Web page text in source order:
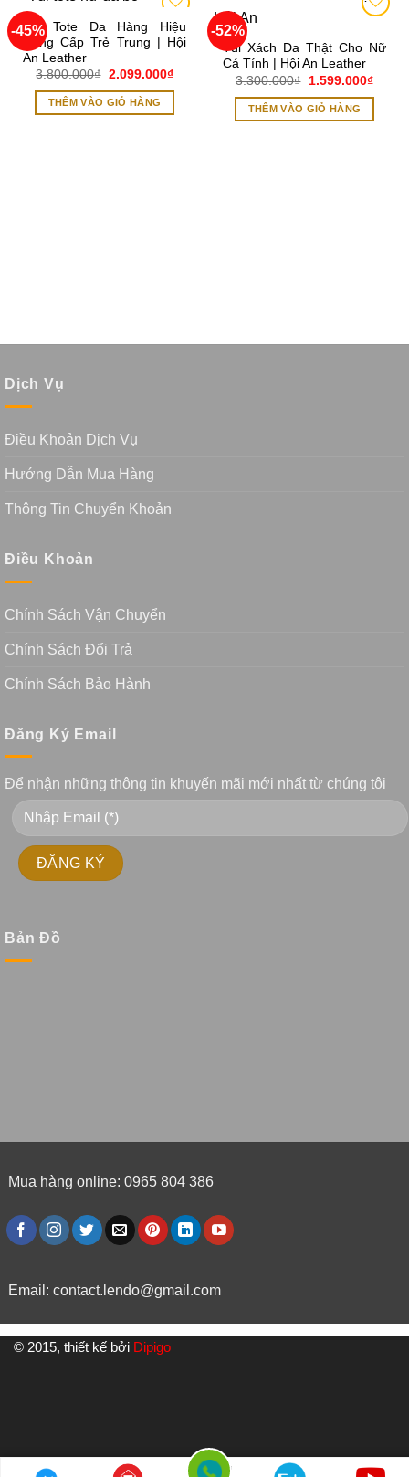
-45%
Add to
wishlist
Túi Tote Da Hàng Hiệu
Đẳng Cấp Trẻ Trung | Hội
An Leather
3.800.000₫ Giá
là:
3.800.000₫.
2.099.000₫Giá
2.099.000₫.
THÊM VÀO GIỎ HÀNG
-52%
wishlist
Túi Xách Da Thật Cho Nữ
Cá Tính | Hội An Leather
3.300.000₫
Giá
là:
3.300.000₫.
1.599.000₫Giá
THÊM VÀO GIỎ HÀNG
Dịch Vụ
Điều Khoản Dịch Vụ
Hướng Dẫn Mua Hàng
Thông Tin Chuyển Khoản
Điều Khoản
Chính Sách Vận Chuyển
Chính Sách Đổi Trả
Chính Sách Bảo Hành
Đăng Ký Email
Để nhận những thông tin khuyến mãi mới nhất từ chúng tôi
Bản Đồ
Mua hàng online: 0965 804 386
Email: contact.lendo@gmail.com
© 2015, thiết kế bởi Dipigo
//SỐ ĐIỆN